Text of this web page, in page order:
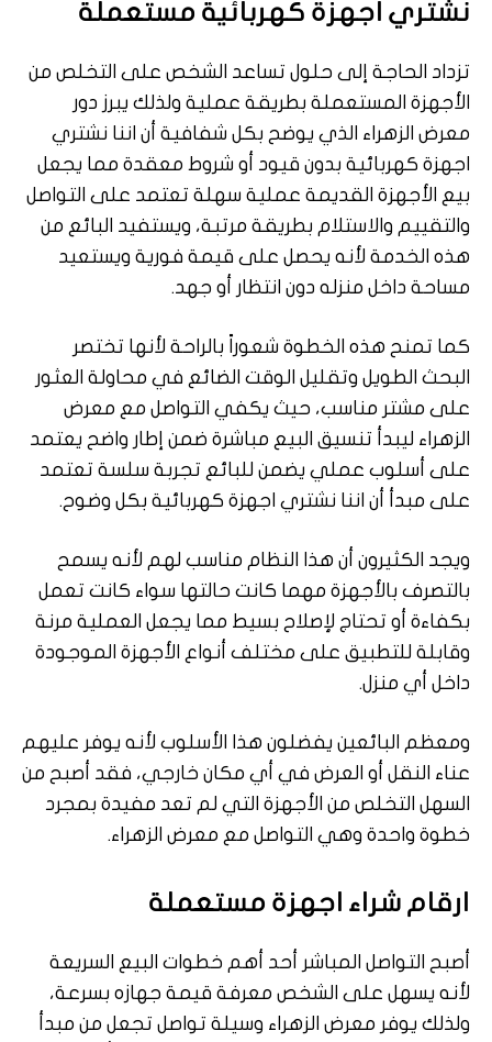
نشتري اجهزة كهربائية مستعملة
تزداد الحاجة إلى حلول تساعد الشخص على التخلص من
الأجهزة المستعملة بطريقة عملية ولذلك يبرز دور
معرض الزهراء الذي يوضح بكل شفافية أن اننا نشتري
اجهزة كهربائية بدون قيود أو شروط معقدة مما يجعل
بيع الأجهزة القديمة عملية سهلة تعتمد على التواصل
والتقييم والاستلام بطريقة مرتبة، ويستفيد البائع من
هذه الخدمة لأنه يحصل على قيمة فورية ويستعيد
مساحة داخل منزله دون انتظار أو جهد.
كما تمنح هذه الخطوة شعوراً بالراحة لأنها تختصر
البحث الطويل وتقليل الوقت الضائع في محاولة العثور
على مشتر مناسب، حيث يكفي التواصل مع معرض
الزهراء ليبدأ تنسيق البيع مباشرة ضمن إطار واضح يعتمد
على أسلوب عملي يضمن للبائع تجربة سلسة تعتمد
على مبدأ أن اننا نشتري اجهزة كهربائية بكل وضوح.
ويجد الكثيرون أن هذا النظام مناسب لهم لأنه يسمح
بالتصرف بالأجهزة مهما كانت حالتها سواء كانت تعمل
بكفاءة أو تحتاج لإصلاح بسيط مما يجعل العملية مرنة
وقابلة للتطبيق على مختلف أنواع الأجهزة الموجودة
داخل أي منزل.
ومعظم البائعين يفضلون هذا الأسلوب لأنه يوفر عليهم
عناء النقل أو العرض في أي مكان خارجي، فقد أصبح من
السهل التخلص من الأجهزة التي لم تعد مفيدة بمجرد
خطوة واحدة وهي التواصل مع معرض الزهراء.
ارقام شراء اجهزة مستعملة
أصبح التواصل المباشر أحد أهم خطوات البيع السريعة
لأنه يسهل على الشخص معرفة قيمة جهازه بسرعة،
ولذلك يوفر معرض الزهراء وسيلة تواصل تجعل من مبدأ